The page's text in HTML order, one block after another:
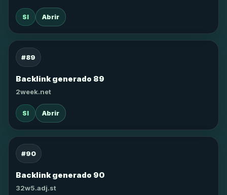
SI Abrir
#89
Backlink generado 89
2week.net
SI Abrir
#90
Backlink generado 90
32w5.adj.st